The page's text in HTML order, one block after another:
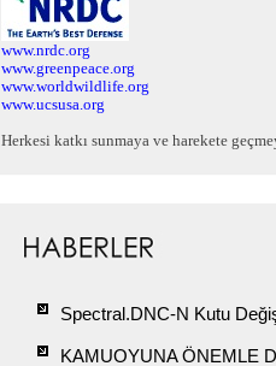
www.nrdc.org
www.greenpeace.org
www.worldwildlife.org
www.ucsusa.org
Herkesi katkı sunmaya ve harekete
Spectral.DNC-N Kutu
KAMUOYUNA ÖNEMLE